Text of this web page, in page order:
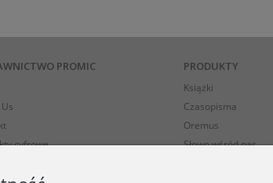
PROMIC
cyfrowe
PRODUKTY
Książki
Czasopisma
Oremus
Słowo wśród nas